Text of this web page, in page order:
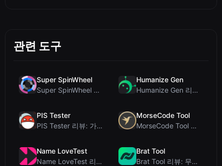
관련 도구
Super SpinWheel
Super SpinWheel 리뷰: 개인정보 보호 우선 무료 휠 스피너
Humanize Gen
Humanize Gen 리뷰: 이 무료 AI 휴머나이저 심층 분석
PIS Tester
PIS Tester 리뷰: 가짜 친구를 색출하는 AI 없는 우정 퀴즈
MorseCode Tool
MorseCode Tool 리뷰: 오디오 및 조명을 갖춘 무료 온라인 텍스트-모스 부호 변...
Name LoveTest
Name LoveTest 리뷰: 공유 가능한 이미지를 갖춘 개인정보 보호 중심의 연애 궁합...
Brat Tool
Brat Tool 리뷰: 무료 Charli XCX 스타일 Brat 텍스트 생성기